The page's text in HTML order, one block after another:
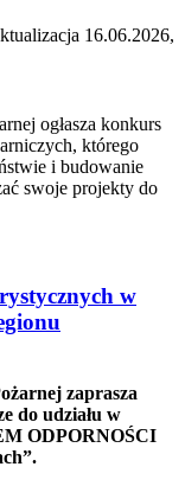
16.06.2026,
ogłasza konkurs
którego
i budowanie
swoje projekty do
w
zaprasza
do udziału w
ODPORNOŚCI